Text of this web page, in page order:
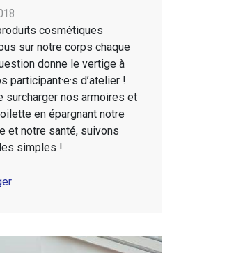
cosmétiques
sur notre corps chaque
donne le vertige à
participant·e·s d’atelier !
surcharger nos armoires et
en épargnant notre
et notre santé, suivons
simples !